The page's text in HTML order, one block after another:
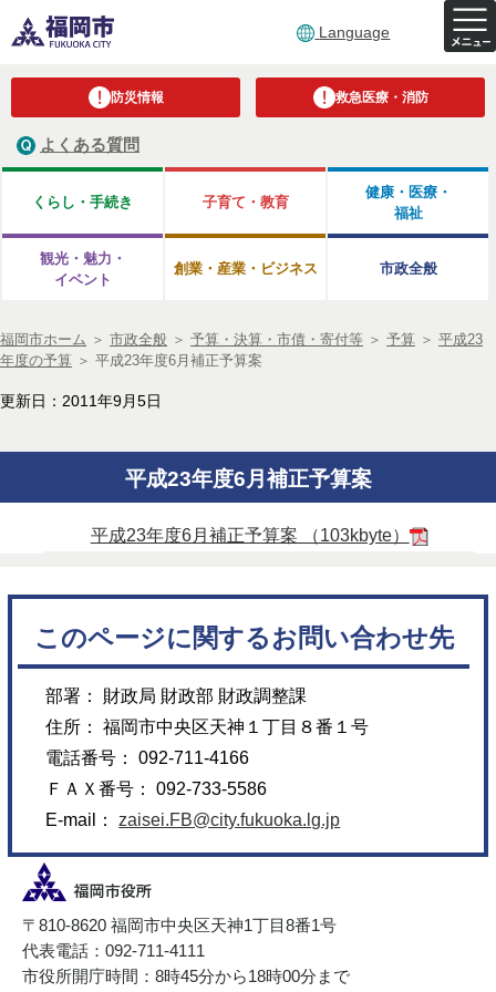
Language
防災情報 救急医療・消防
よくある質問
くらし・手続き 子育て・教育
健康・医療・
福祉
観光・魅力・
イベント
創業・産業・ビジネス 市政全般
福岡市ホーム ＞ 市政全般 ＞ 予算・決算・市債・寄付等 ＞ 予算 ＞ 平成23
年度の予算 ＞ 平成23年度6月補正予算案
更新日：2011年9月5日
平成23年度6月補正予算案
平成23年度6月補正予算案 （103kbyte）
このページに関するお問い合わせ先
部署： 財政局 財政部 財政調整課
住所： 福岡市中央区天神１丁目８番１号
電話番号： 092-711-4166
ＦＡＸ番号： 092-733-5586
E-mail： zaisei.FB@city.fukuoka.lg.jp
〒810-8620 福岡市中央区天神1丁目8番1号
代表電話：092-711-4111
市役所開庁時間：8時45分から18時00分まで